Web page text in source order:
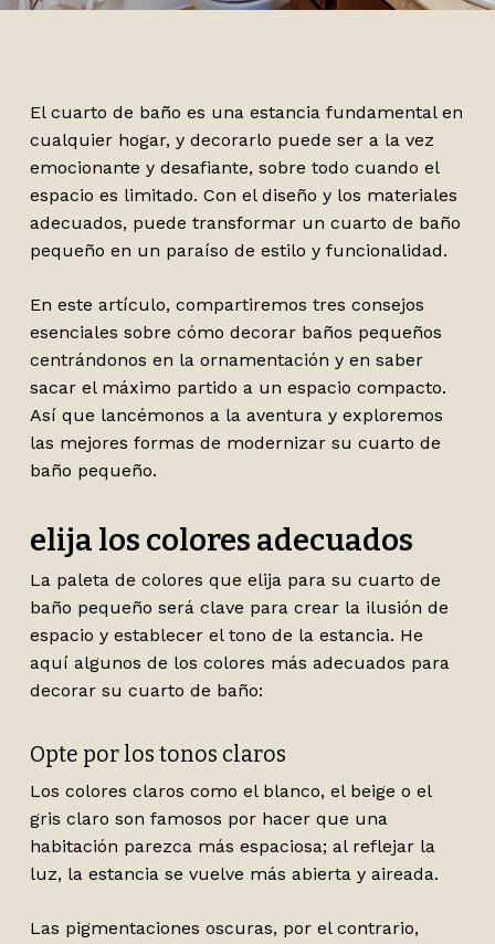
El cuarto de baño es una estancia fundamental en
cualquier hogar, y decorarlo puede ser a la vez
emocionante y desafiante, sobre todo cuando el
espacio es limitado. Con el diseño y los materiales
adecuados, puede transformar un cuarto de baño
pequeño en un paraíso de estilo y funcionalidad.
En este artículo, compartiremos tres consejos
esenciales sobre cómo decorar baños pequeños
centrándonos en la ornamentación y en saber
sacar el máximo partido a un espacio compacto.
Así que lancémonos a la aventura y exploremos
las mejores formas de modernizar su cuarto de
baño pequeño.
elija los colores adecuados
La paleta de colores que elija para su cuarto de
baño pequeño será clave para crear la ilusión de
espacio y establecer el tono de la estancia. He
aquí algunos de los colores más adecuados para
decorar su cuarto de baño:
Opte por los tonos claros
Los colores claros como el blanco, el beige o el
gris claro son famosos por hacer que una
habitación parezca más espaciosa; al reflejar la
luz, la estancia se vuelve más abierta y aireada.
Las pigmentaciones oscuras, por el contrario,